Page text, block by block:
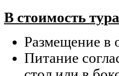
В стоимость
Размещение в
Питание